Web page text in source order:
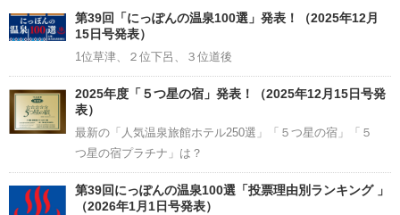
Channel
第39回「にっぽんの温泉100選」発表！（2025年12月
15日号発表）
1位草津、２位下呂、３位道後
2025年度「５つ星の宿」発表！（2025年12月15日号発
表）
最新の「人気温泉旅館ホテル250選」「５つ星の宿」「５
つ星の宿プラチナ」は？
第39回にっぽんの温泉100選「投票理由別ランキング 」
（2026年1月1日号発表）